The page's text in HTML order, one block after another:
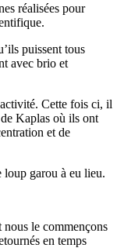
réalisées pour
puissent tous
avec brio et
Cette fois ci, il
Kaplas où ils ont
et de
garou à eu lieu.
le commençons
en temps